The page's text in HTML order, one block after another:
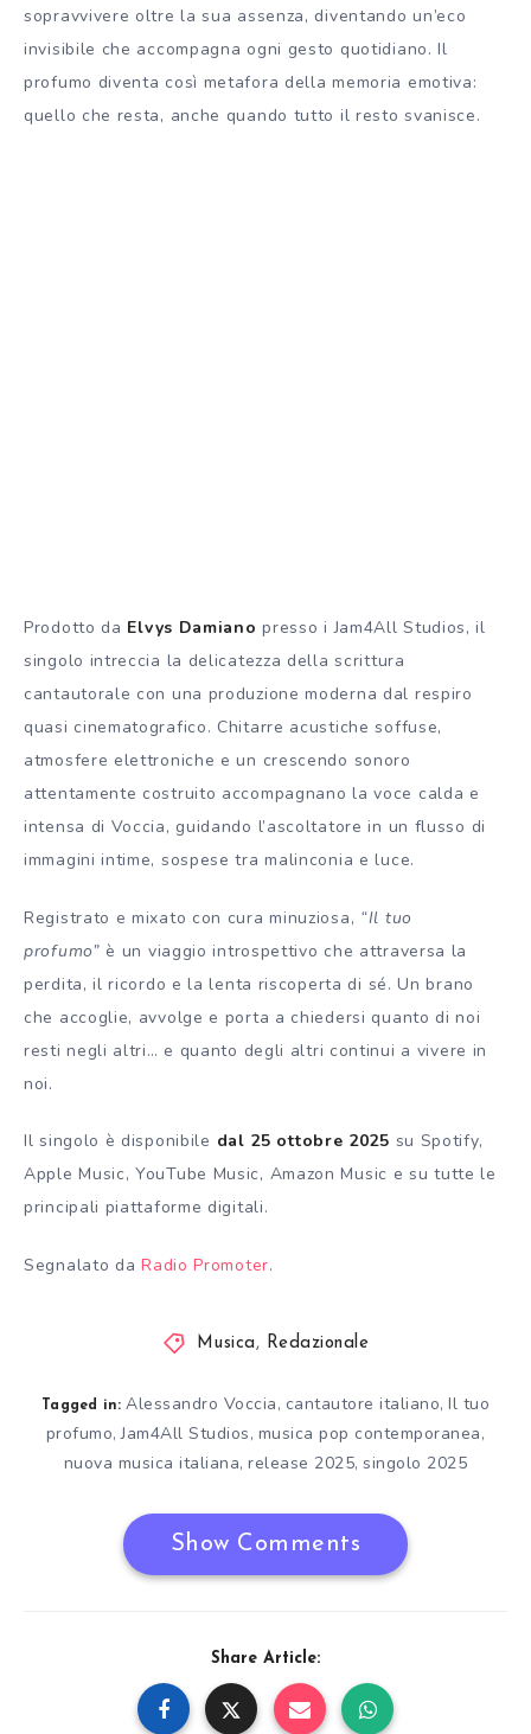
sopravvivere oltre la sua assenza, diventando un’eco
invisibile che accompagna ogni gesto quotidiano. Il
profumo diventa così metafora della memoria emotiva:
quello che resta, anche quando tutto il resto svanisce.
Prodotto da Elvys Damiano presso i Jam4All Studios, il
singolo intreccia la delicatezza della scrittura
cantautorale con una produzione moderna dal respiro
quasi cinematografico. Chitarre acustiche soffuse,
atmosfere elettroniche e un crescendo sonoro
attentamente costruito accompagnano la voce calda e
intensa di Voccia, guidando l’ascoltatore in un flusso di
immagini intime, sospese tra malinconia e luce.
Registrato e mixato con cura minuziosa, “Il tuo
profumo” è un viaggio introspettivo che attraversa la
perdita, il ricordo e la lenta riscoperta di sé. Un brano
che accoglie, avvolge e porta a chiedersi quanto di noi
resti negli altri… e quanto degli altri continui a vivere in
noi.
Il singolo è disponibile dal 25 ottobre 2025 su Spotify,
Apple Music, YouTube Music, Amazon Music e su tutte le
principali piattaforme digitali.
Segnalato daRadio Promoter.
Musica , Redazionale
Tagged in: Alessandro Voccia, cantautore italiano, Il tuo
profumo,Jam4All Studios, musica pop contemporanea,
nuova musica italiana,release 2025,singolo 2025
Show Comments
Share Article: